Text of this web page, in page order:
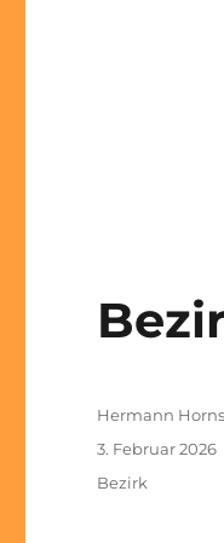
Autor
Hermann
Veröffentlicht
am
3. Februar 2026
Kategorien
Bezirk